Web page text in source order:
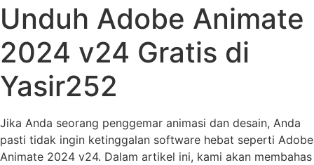
Unduh Adobe Animate
2024 v24 Gratis di
Yasir252
Jika Anda seorang penggemar animasi dan desain, Anda
pasti tidak ingin ketinggalan software hebat seperti Adobe
Animate 2024 v24. Dalam artikel ini, kami akan membahas